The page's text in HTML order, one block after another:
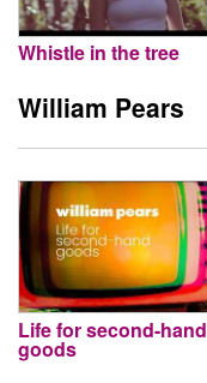
Whistle in the tree
William Pears
Life for second-hand
goods